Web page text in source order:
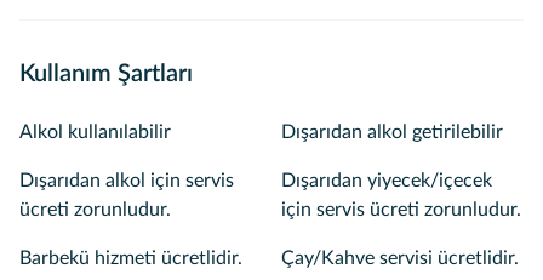
Kullanım Şartları
Alkol kullanılabilir Dışarıdan alkol getirilebilir
Dışarıdan alkol için servis
ücreti zorunludur.
Dışarıdan yiyecek/içecek
için servis ücreti zorunludur.
Barbekü hizmeti ücretlidir. Çay/Kahve servisi ücretlidir.